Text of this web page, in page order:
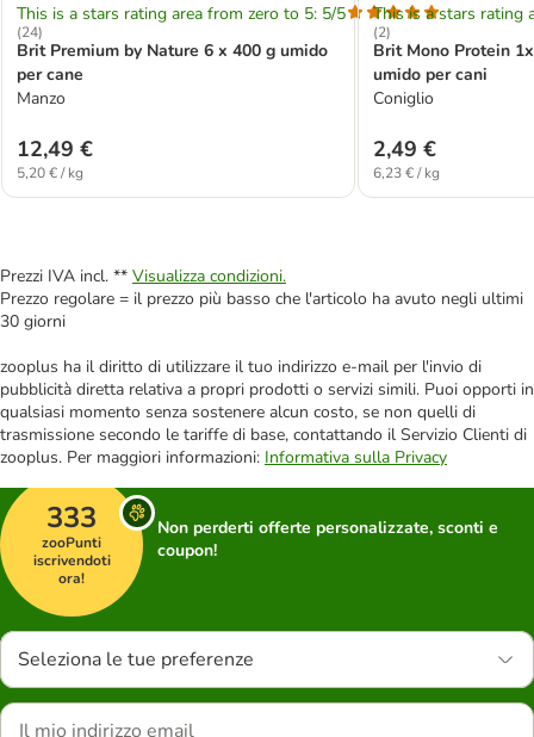
This is a stars rating area from zero to 5: 5/5
(24)
Brit Premium by Nature 6 x 400 g umido
per cane
Manzo
12,49 €
5,20 € / kg
This is a stars rating
(2)
Brit Mono Protein
umido per cani
Coniglio
2,49 €
6,23 € / kg
Prezzi IVA incl. ** Visualizza condizioni.
Prezzo regolare = il prezzo più basso che l'articolo ha avuto negli ultimi
30 giorni
zooplus ha il diritto di utilizzare il tuo indirizzo e-mail per l'invio di
pubblicità diretta relativa a propri prodotti o servizi simili. Puoi opporti in
qualsiasi momento senza sostenere alcun costo, se non quelli di
trasmissione secondo le tariffe di base, contattando il Servizio Clienti di
zooplus. Per maggiori informazioni: Informativa sulla Privacy
333
zooPunti
iscrivendoti
ora!
Non perderti offerte personalizzate, sconti e
coupon!
Seleziona le tue preferenze